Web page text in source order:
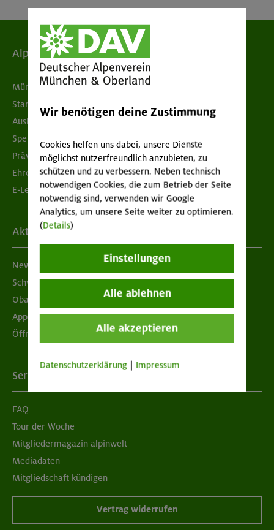
Alpenverein
München & Oberland
Standorte
Ausbildung & Jobs
Spenden
Prävention sexualisierter Gewalt
Ehrenamtsbörse
E-Learning
Aktuelles
Newsletter
Schwarzes Brett
Obacht geben!
App "Mein DAV+"
Öffnungszeiten
Services
FAQ
Tour der Woche
Mitgliedermagazin alpinwelt
Mediadaten
Mitgliedschaft kündigen
Vertrag widerrufen
Wir benötigen deine Zustimmung
Cookies helfen uns dabei, unsere Dienste
möglichst nutzerfreundlich anzubieten, zu
schützen und zu verbessern. Neben technisch
notwendigen Cookies, die zum Betrieb der Seite
notwendig sind, verwenden wir Google
Analytics, um unsere Seite weiter zu optimieren.
(Details)
Einstellungen
Alle ablehnen
Alle akzeptieren
Datenschutzerklärung Impressum